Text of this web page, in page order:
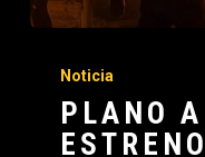
Noticia
PLANO